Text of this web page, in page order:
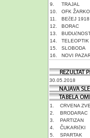
9.
TRAJAL
10.
OFK
11.
BEčEJ 1918
12.
BORAC
13.
14.
TELEOPTIK
15.
SLOBODA
16.
NOVI
30.05.2018
1. CRVENA
2.
BRODARAC
3.
PARTIZAN
4.
ČUKARIčKI
5.
SPARTAK